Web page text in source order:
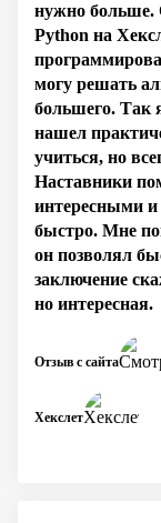
нужно больше.
Python на
могу решать
большего. Так
нашел
учиться, но
Наставники
интересными
быстро. Мне
он позволял
заключение
но интересная.
Хекслет
Отзыв с сайта